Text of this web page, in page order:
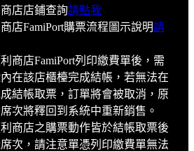
店店鋪查詢請點我
店FamiPort購票流程圖示說明請
商店FamiPort列印繳費單後，需
在該店櫃檯完成結帳，若無法在
結帳取票，訂單將會被取消，原
次將釋回到系統中重新銷售。
商店之購票動作皆於結帳取票後
次，請注意單憑列印繳費單無法